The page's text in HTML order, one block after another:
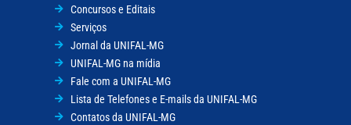
Concursos e Editais
Serviços
Jornal da UNIFAL-MG
UNIFAL-MG na mídia
Fale com a UNIFAL-MG
Lista de Telefones e E-mails da UNIFAL-MG
Contatos da UNIFAL-MG